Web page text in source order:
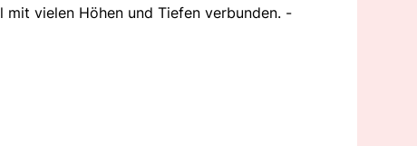
vielen Höhen und Tiefen verbunden. -